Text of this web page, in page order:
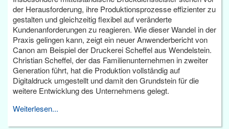
der Herausforderung, ihre Produktionsprozesse effizienter zu
gestalten und gleichzeitig flexibel auf veränderte
Kundenanforderungen zu reagieren. Wie dieser Wandel in der
Praxis gelingen kann, zeigt ein neuer Anwenderbericht von
Canon am Beispiel der Druckerei Scheffel aus Wendelstein.
Christian Scheffel, der das Familienunternehmen in zweiter
Generation führt, hat die Produktion vollständig auf
Digitaldruck umgestellt und damit den Grundstein für die
weitere Entwicklung des Unternehmens gelegt.
Weiterlesen...